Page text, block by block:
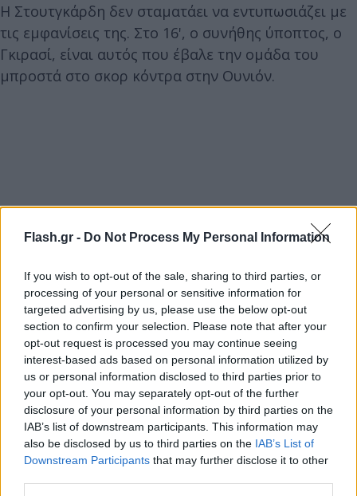
Flash.gr - Do Not Process My Personal Information
If you wish to opt-out of the sale, sharing to third parties, or
processing of your personal or sensitive information for
targeted advertising by us, please use the below opt-out
section to confirm your selection. Please note that after your
opt-out request is processed you may continue seeing
interest-based ads based on personal information utilized by
us or personal information disclosed to third parties prior to
your opt-out. You may separately opt-out of the further
disclosure of your personal information by third parties on the
IAB’s list of downstream participants. This information may
also be disclosed by us to third parties on the IAB’s List of
Downstream Participants that may further disclose it to other
Η Στουτγκάρδη δεν σταματάει να εντυπωσιάζει με
τις εμφανίσεις της. Στο 16', ο συνήθης ύποπτος, ο
Γκιρασί, είναι αυτός που έβαλε την ομάδα του
μπροστά στο σκορ κόντρα στην Ουνιόν.